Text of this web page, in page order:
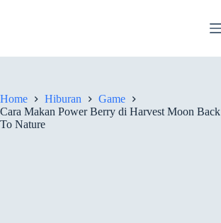
Home Hiburan
Game
Cara Makan Power Berry di Harvest Moon Back
To Nature